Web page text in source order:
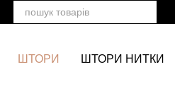
ШТОРИ ШТОРИ НИТКИ